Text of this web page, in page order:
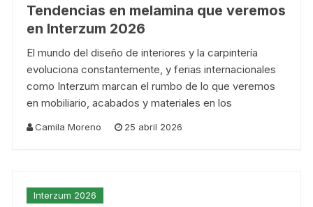
Tendencias en melamina que veremos
en Interzum 2026
El mundo del diseño de interiores y la carpintería
evoluciona constantemente, y ferias internacionales
como Interzum marcan el rumbo de lo que veremos
en mobiliario, acabados y materiales en los
Camila Moreno 25 abril 2026
Interzum 2026